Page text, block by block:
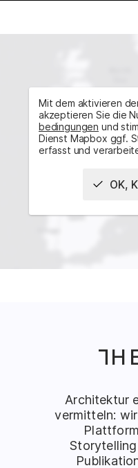
Mit dem aktivieren
akzeptieren Sie die
bedingungen und
Dienst Mapbox ggf.
erfasst und
OK,
T
Architektur
vermitteln: